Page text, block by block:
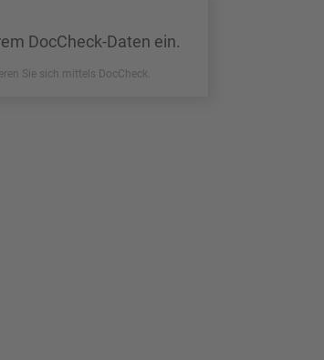
DocCheck-Daten ein.
Sie sich mittels DocCheck.